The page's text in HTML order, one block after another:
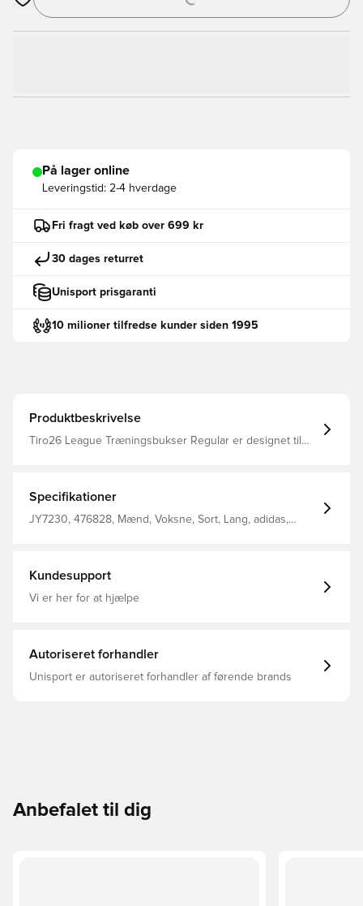
Åbner en Modal til at logge ind eller tilmelde dig som medlem
På lager online
Leveringstid: 2-4 hverdage
Fri fragt ved køb over 699 kr
30 dages returret
Unisport prisgaranti
10 milioner tilfredse kunder siden 1995
Produktbeskrivelse
Tiro26 League Træningsbukser Regular er designet til
lynlås Benlynlås Træksnor Normal pasform 100%
genanvendt polyester
Specifikationer
JY7230, 476828, Mænd, Voksne, Sort, Lang, adidas,
Kundesupport
Vi er her for at hjælpe
Autoriseret forhandler
Unisport er autoriseret forhandler af førende brands
Anbefalet til dig